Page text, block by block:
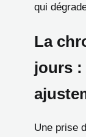
qui
La
jours :
Une prise